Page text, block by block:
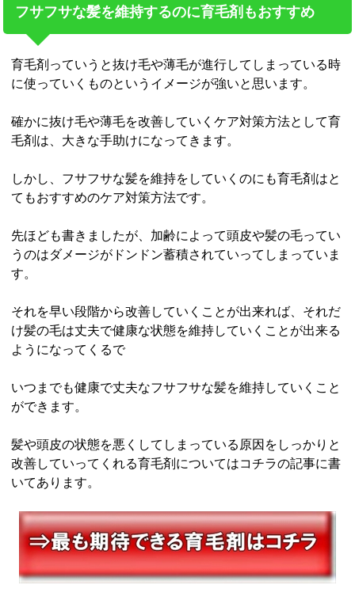
フサフサな髪を維持するのに育毛剤もおすすめ
育毛剤っていうと抜け毛や薄毛が進行してしまっている時
に使っていくものというイメージが強いと思います。
確かに抜け毛や薄毛を改善していくケア対策方法として育
毛剤は、大きな手助けになってきます。
しかし、フサフサな髪を維持をしていくのにも育毛剤はと
てもおすすめのケア対策方法です。
先ほども書きましたが、加齢によって頭皮や髪の毛ってい
うのはダメージがドンドン蓄積されていってしまっていま
す。
それを早い段階から改善していくことが出来れば、それだ
け髪の毛は丈夫で健康な状態を維持していくことが出来る
ようになってくるで
いつまでも健康で丈夫なフサフサな髪を維持していくこと
ができます。
髪や頭皮の状態を悪くしてしまっている原因をしっかりと
改善していってくれる育毛剤についてはコチラの記事に書
いてあります。